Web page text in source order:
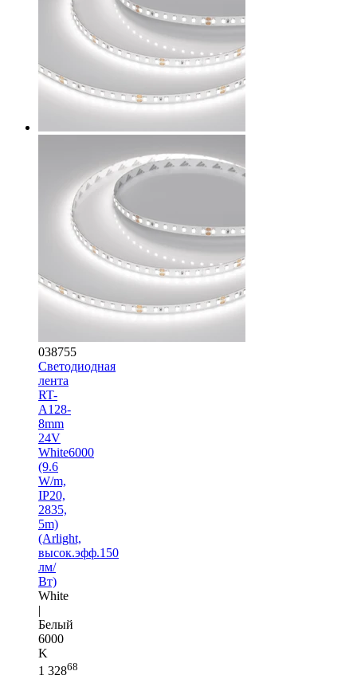
038755
Светодиодная
лента
RT-
A128-
8mm
24V
White6000
(9.6
W/m,
IP20,
2835,
5m)
(Arlight,
высок.эфф.150
лм/
Вт)
White
|
Белый
6000
K
1 32868